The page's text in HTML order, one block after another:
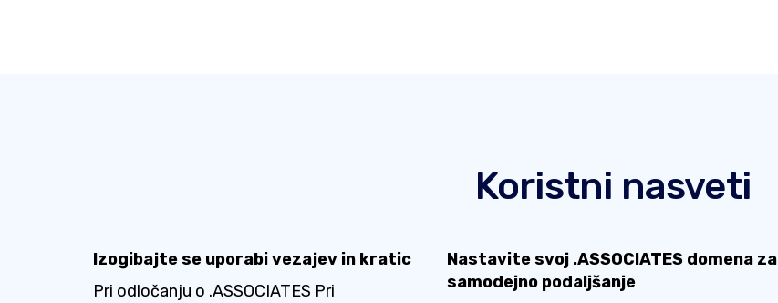
Koristni nasveti
Izogibajte se uporabi vezajev in kratic
Pri odločanju o .ASSOCIATES Pri
Nastavite svoj .ASSOCIATES domena za
samodejno podaljšanje